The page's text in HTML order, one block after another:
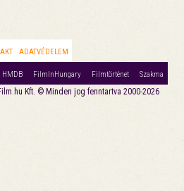
ADATVÉDELEM
HMDB FilmInHungary Filmtörténet Szakma
Kft. © Minden jog fenntartva 2000-2026